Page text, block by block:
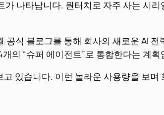
나타납니다. 원터치로 자주 사는 시
식 블로그를 통해 회사의 새로운 AI 전
의 “슈퍼 에이전트”로 통합한다는 계획
있습니다. 이런 놀라운 사용량을 보며